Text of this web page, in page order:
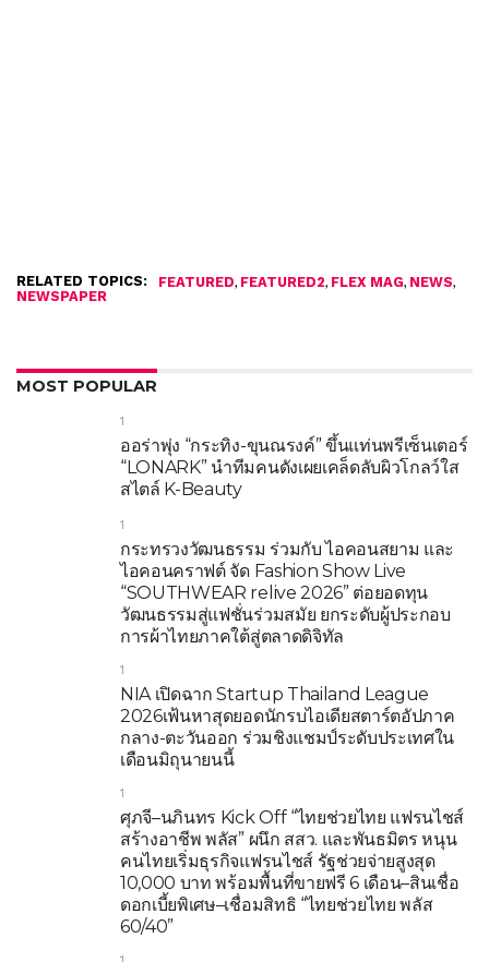
RELATED TOPICS: FEATURED, FEATURED2, FLEX MAG, NEWS,
NEWSPAPER
MOST POPULAR
1
ออร่าพุ่ง “กระทิง-ขุนณรงค์” ขึ้นแท่นพรีเซ็นเตอร์
“LONARK” นำทีมคนดังเผยเคล็ดลับผิวโกลว์ใส
สไตล์ K-Beauty
1
กระทรวงวัฒนธรรม ร่วมกับ ไอคอนสยาม และ
ไอคอนคราฟต์ จัด Fashion Show Live
“SOUTHWEAR relive 2026” ต่อยอดทุน
วัฒนธรรมสู่แฟชั่นร่วมสมัย ยกระดับผู้ประกอบ
การผ้าไทยภาคใต้สู่ตลาดดิจิทัล
1
NIA เปิดฉาก Startup Thailand League
2026เฟ้นหาสุดยอดนักรบไอเดียสตาร์ตอัปภาค
กลาง-ตะวันออก ร่วมชิงแชมป์ระดับประเทศใน
เดือนมิถุนายนนี้
1
ศุภจี–นภินทร Kick Off “ไทยช่วยไทย แฟรนไชส์
สร้างอาชีพ พลัส” ผนึก สสว. และพันธมิตร หนุน
คนไทยเริ่มธุรกิจแฟรนไชส์ รัฐช่วยจ่ายสูงสุด
10,000 บาท พร้อมพื้นที่ขายฟรี 6 เดือน–สินเชื่อ
ดอกเบี้ยพิเศษ–เชื่อมสิทธิ “ไทยช่วยไทย พลัส
60/40”